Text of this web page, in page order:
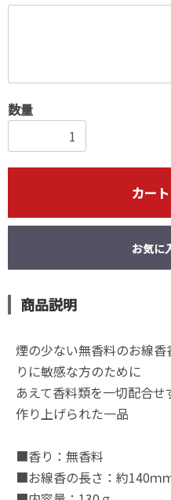
数量
カー
お気に
商品説明
煙の少ない無香料のお線
りに敏感な方のために
あえて香料類を一切配合
作り上げられた一品
■香り：無香料
■お線香の長さ：約140ｍ